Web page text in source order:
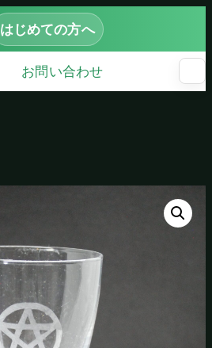
はじめての方へ
お問い合わせ
メ